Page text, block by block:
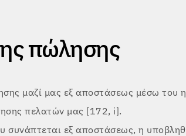
πώλησης
μαζί μας εξ αποστάσεως μέσω του
πελατών μας [172, i].
εξ αποστάσεως, η